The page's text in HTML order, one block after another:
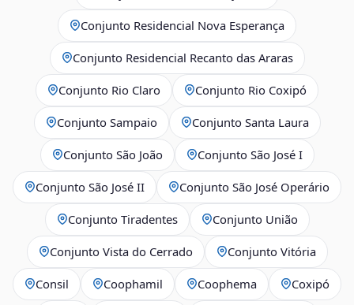
Conjunto Residencial Nova Esperança
Conjunto Residencial Recanto das Araras
Conjunto Rio Claro Conjunto Rio Coxipó
Conjunto Sampaio Conjunto Santa Laura
Conjunto São João Conjunto São José I
Conjunto São José II Conjunto São José Operário
Conjunto Tiradentes Conjunto União
Conjunto Vista do Cerrado Conjunto Vitória
Consil Coophamil Coophema Coxipó